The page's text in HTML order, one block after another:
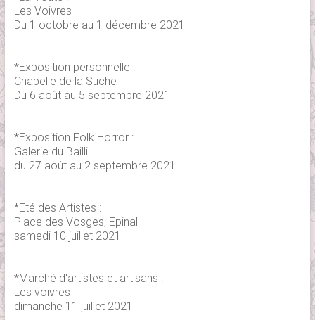
Les Voivres
Du 1 octobre au 1 décembre 2021
*Exposition personnelle :
Chapelle de la Suche
Du 6 août au 5 septembre 2021
*Exposition Folk Horror :
Galerie du Bailli
du 27 août au 2 septembre 2021
*Eté des Artistes :
Place des Vosges, Epinal
samedi 10 juillet 2021
*Marché d'artistes et artisans :
Les voivres
dimanche 11 juillet 2021